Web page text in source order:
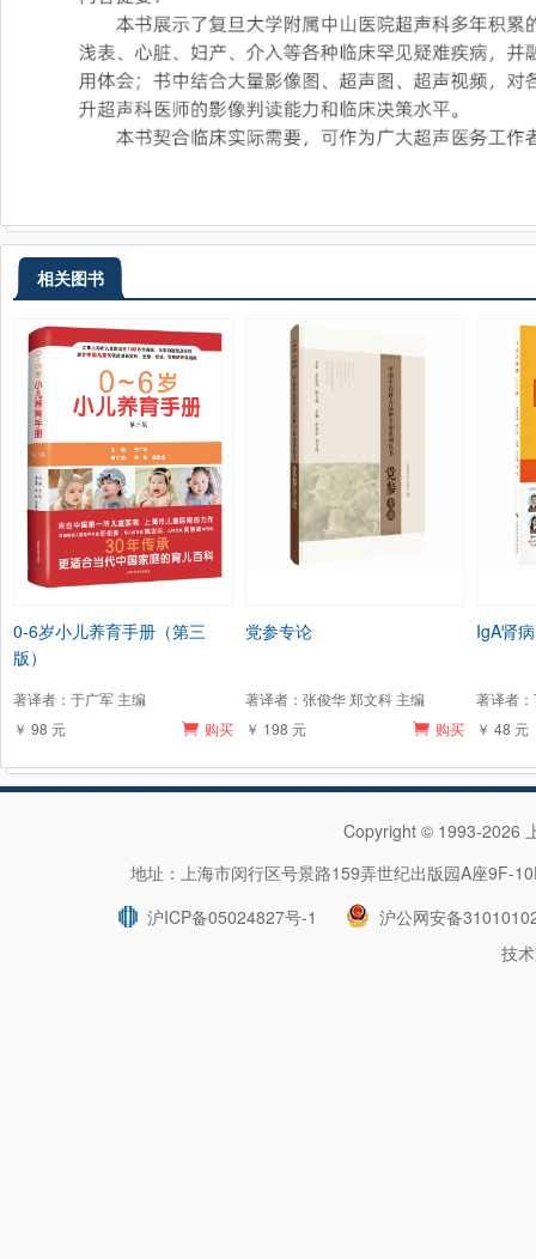
相关图书
0-6岁小儿养育手册（第三
版）
著译者：于广军 主编
￥ 98 元
购买
党参专论
著译者：张俊华 郑文科 主编
￥ 198 元
购买
IgA肾
著译者
￥ 48 元
Copyright © 1993-2026
地址：上海市闵行区号景路159弄世纪出版园A座
沪ICP备05024827号-1
沪公网安备
技